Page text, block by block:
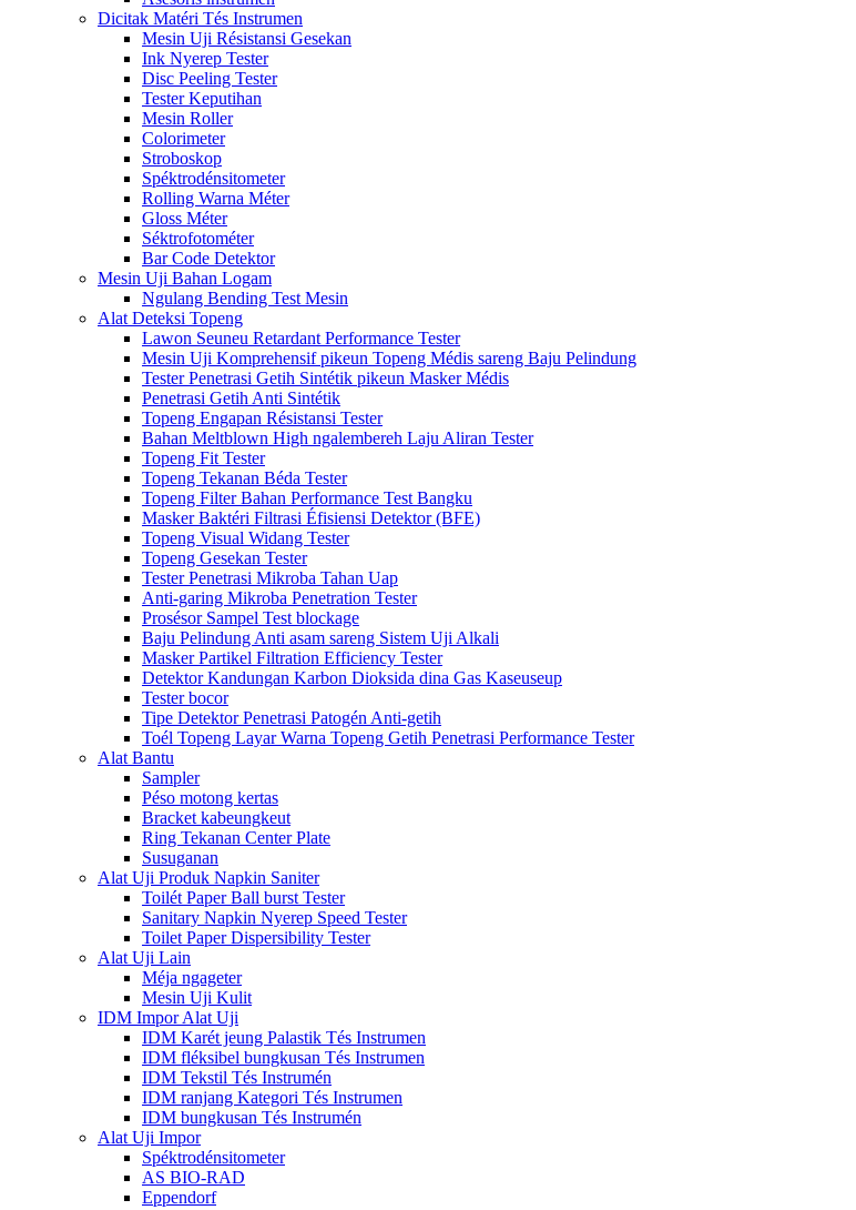
Dicitak Matéri Tés Instrumen
Mesin Uji Résistansi Gesekan
Ink Nyerep Tester
Disc Peeling Tester
Tester Keputihan
Mesin Roller
Colorimeter
Stroboskop
Spéktrodénsitometer
Rolling Warna Méter
Gloss Méter
Séktrofotométer
Bar Code Detektor
Mesin Uji Bahan Logam
Ngulang Bending Test Mesin
Alat Deteksi Topeng
Lawon Seuneu Retardant Performance Tester
Mesin Uji Komprehensif pikeun Topeng Médis sareng Baju Pelindung
Tester Penetrasi Getih Sintétik pikeun Masker Médis
Penetrasi Getih Anti Sintétik
Topeng Engapan Résistansi Tester
Bahan Meltblown High ngalembereh Laju Aliran Tester
Topeng Fit Tester
Topeng Tekanan Béda Tester
Topeng Filter Bahan Performance Test Bangku
Masker Baktéri Filtrasi Éfisiensi Detektor (BFE)
Topeng Visual Widang Tester
Topeng Gesekan Tester
Tester Penetrasi Mikroba Tahan Uap
Anti-garing Mikroba Penetration Tester
Prosésor Sampel Test blockage
Baju Pelindung Anti asam sareng Sistem Uji Alkali
Masker Partikel Filtration Efficiency Tester
Detektor Kandungan Karbon Dioksida dina Gas Kaseuseup
Tester bocor
Tipe Detektor Penetrasi Patogén Anti-getih
Toél Topeng Layar Warna Topeng Getih Penetrasi Performance Tester
Alat Bantu
Sampler
Péso motong kertas
Bracket kabeungkeut
Ring Tekanan Center Plate
Susuganan
Alat Uji Produk Napkin Saniter
Toilét Paper Ball burst Tester
Sanitary Napkin Nyerep Speed ​​Tester
Toilet Paper Dispersibility Tester
Alat Uji Lain
Méja ngageter
Mesin Uji Kulit
IDM Impor Alat Uji
IDM Karét jeung Palastik Tés Instrumen
IDM fléksibel bungkusan Tés Instrumen
IDM Tekstil Tés Instrumén
IDM ranjang Kategori Tés Instrumen
IDM bungkusan Tés Instrumén
Alat Uji Impor
Spéktrodénsitometer
AS BIO-RAD
Eppendorf